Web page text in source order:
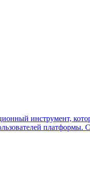
инструмент,